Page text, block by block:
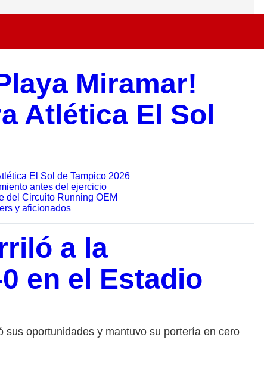
Miramar!
Atlética El Sol
El Sol de Tampico 2026
antes del ejercicio
del Circuito Running OEM
y aficionados
a la
en el Estadio
sus oportunidades y mantuvo su portería en cero